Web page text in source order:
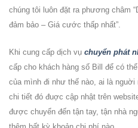
chúng tôi luôn đặt ra phương châm
đảm bảo – Giá cước thấp nhất”.
Khi cung cấp dịch vụ chuyển phát
cấp cho khách hàng số Bill để có
của mình đi như thế nào, ai là nguời
chi tiết đó đuợc cập nhật trên
được chuyển đến tận tay, tận nhà